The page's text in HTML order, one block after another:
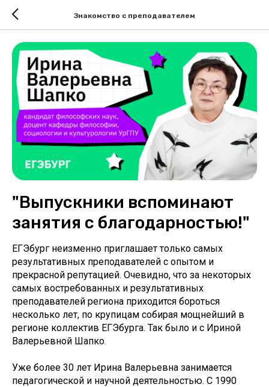
Знакомство с преподавателем
"Выпускники вспоминают
занятия с благодарностью!"
ЕГЭбург неизменно приглашает только самых
результативных преподавателей с опытом и
прекрасной репутацией. Очевидно, что за некоторых
самых востребованных и результативных
преподавателей региона приходится бороться
несколько лет, по крупицам собирая мощнейший в
регионе коллектив ЕГЭбурга. Так было и с Ириной
Валерьевной Шапко.
Уже более 30 лет Ирина Валерьевна занимается
педагогической и научной деятельностью. С 1990